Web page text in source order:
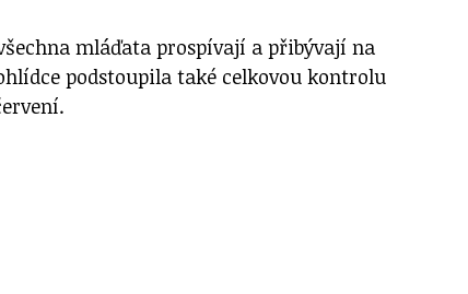
mláďata prospívají a přibývají na
podstoupila také celkovou kontrolu